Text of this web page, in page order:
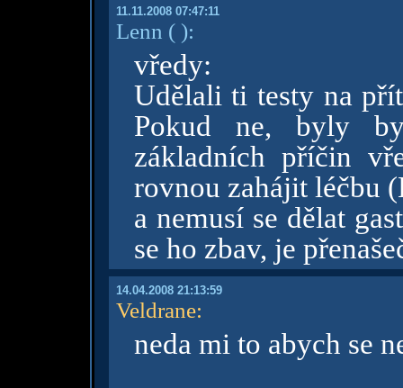
11.11.2008 07:47:11
Lenn ( ):
vředy:
Udělali ti testy na
Pokud ne, byly
základních příčin
rovnou zahájit léčbu
a nemusí se dělat
se ho zbav, je
14.04.2008 21:13:59
Veldrane:
neda mi to abych se